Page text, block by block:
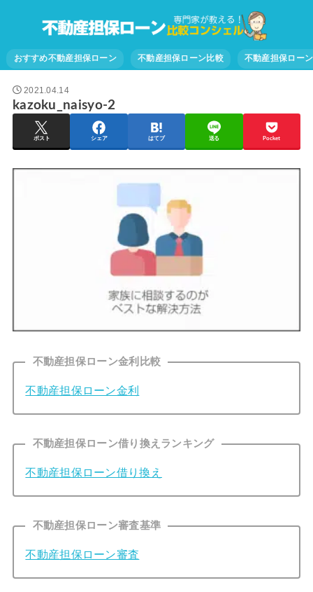
おすすめ不動産担保ローン 不動産担保ローン比較 不動産担保ロー
2021.04.14
kazoku_naisyo-2
ポスト シェア はてブ 送る Pocket
不動産担保ローン金利比較
不動産担保ローン金利
不動産担保ローン借り換えランキング
不動産担保ローン借り換え
不動産担保ローン審査基準
不動産担保ローン審査